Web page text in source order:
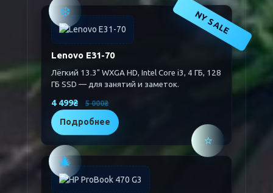
❄️
⭐
NY SALE
Lenovo E31-70
Лёгкий 13.3" WXGA HD, Intel Core i3, 4 ГБ, 128
ГБ SSD — для занятий и заметок.
4 499₴ 5 000₴
Подробнее
🎄